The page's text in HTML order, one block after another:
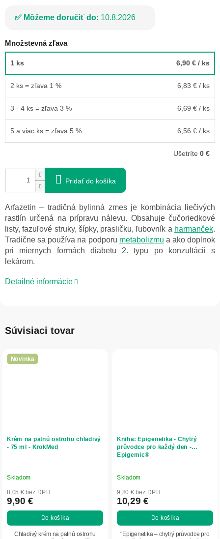
Môžeme doručiť do: 10.8.2026
Množstevná zľava
1 ks 6,90 € / ks
2 ks = zľava 1 % 6,83 € / ks
3 - 4 ks = zľava 3 % 6,69 € / ks
5 a viac ks = zľava 5 % 6,56 € / ks
Ušetríte 0 €
Pridať do košíka
Arfazetin – tradičná bylinná zmes je kombinácia liečivých
rastlín určená na prípravu nálevu. Obsahuje čučoriedkové
listy, fazuľové struky, šípky, prasličku, ľubovník a harmanček.
Tradične sa používa na podporu metabolizmu a ako doplnok
pri miernych formách diabetu 2. typu po konzultácii s
lekárom.
Detailné informácie
Súvisiaci tovar
Novinka
Krém na pätnú ostrohu chladivý
- 75 ml - KrokMed
Skladom
8,05 € bez DPH
9,90 €
Do košíka
Chladivý krém na pätnú ostrohu
Kniha: Epigenetika - Chytrý
průvodce pro každý den -
Epigemic®
Skladom
9,80 € bez DPH
10,29 €
Do košíka
"Epigenetika – chytrý průvodce pro